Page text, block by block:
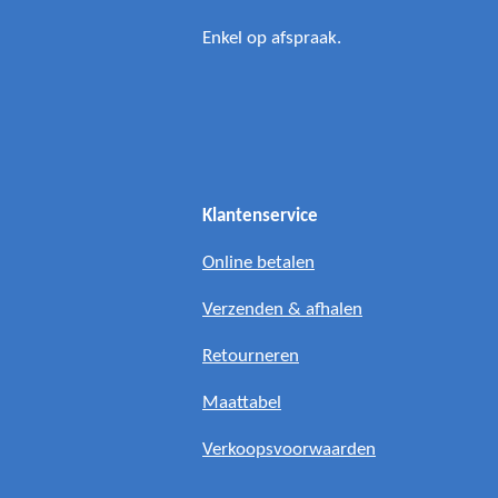
Enkel op afspraak.
Klantenservice
Online betalen
Verzenden & afhalen
Retourneren
Maattabel
Verkoopsvoorwaarden